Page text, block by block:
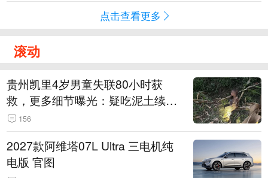
点击查看更多
滚动
贵州凯里4岁男童失联80小时获
救，更多细节曝光：疑吃泥土续
命，搜救至20米附近错过多找3天
156
2027款阿维塔07L Ultra 三电机纯
电版 官图